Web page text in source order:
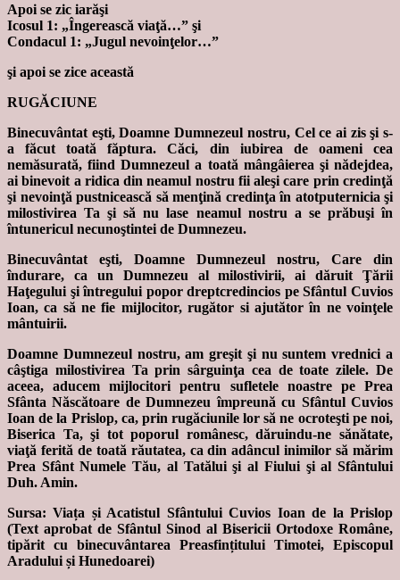
Apoi se zic iarăşi
Icosul 1: „Îngerească viaţă…” şi
Condacul 1: „Jugul nevoinţelor…”
şi apoi se zice această
RUGĂCIUNE
Binecuvântat eşti, Doamne Dumnezeul nostru, Cel ce ai zis şi s-
a făcut toată făptura. Căci, din iubirea de oameni cea
nemăsurată, fiind Dumnezeul a toată mângâierea şi nădejdea,
ai binevoit a ridica din neamul nostru fii aleşi care prin credinţă
şi nevoinţă pustnicească să menţină credinţa în atotputernicia şi
milostivirea Ta şi să nu lase neamul nostru a se prăbuşi în
întunericul necunoştintei de Dumnezeu.
Binecuvântat eşti, Doamne Dumnezeul nostru, Care din
îndurare, ca un Dumnezeu al milostivirii, ai dăruit Ţării
Haţegului şi întregului popor dreptcredincios pe Sfântul Cuvios
Ioan, ca să ne fie mijlocitor, rugător si ajutător în ne voinţele
mântuirii.
Doamne Dumnezeul nostru, am greşit şi nu suntem vrednici a
câştiga milostivirea Ta prin sârguinţa cea de toate zilele. De
aceea, aducem mijlocitori pentru sufletele noastre pe Prea
Sfânta Născătoare de Dumnezeu împreună cu Sfântul Cuvios
Ioan de la Prislop, ca, prin rugăciunile lor să ne ocroteşti pe noi,
Biserica Ta, şi tot poporul românesc, dăruindu-ne sănătate,
viaţă ferită de toată răutatea, ca din adâncul inimilor să mărim
Prea Sfânt Numele Tău, al Tatălui şi al Fiului şi al Sfântului
Duh. Amin.
Sursa: Viața și Acatistul Sfântului Cuvios Ioan de la Prislop
(Text aprobat de Sfântul Sinod al Bisericii Ortodoxe Române,
tipărit cu binecuvântarea Preasfințitului Timotei, Episcopul
Aradului și Hunedoarei)